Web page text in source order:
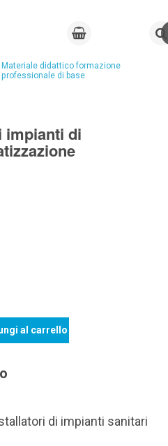
Materiale didattico formazione
professionale di base
impianti di
al carrello
di impianti sanitari